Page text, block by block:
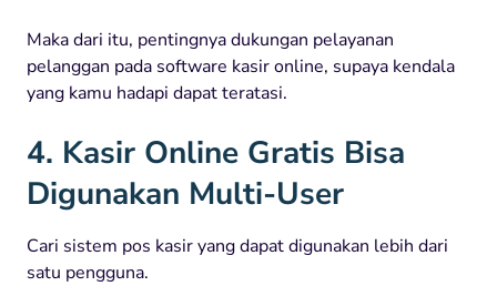
Maka dari itu, pentingnya dukungan pelayanan
pelanggan pada software kasir online, supaya kendala
yang kamu hadapi dapat teratasi.
4. Kasir Online Gratis Bisa
Digunakan Multi-User
Cari sistem pos kasir yang dapat digunakan lebih dari
satu pengguna.